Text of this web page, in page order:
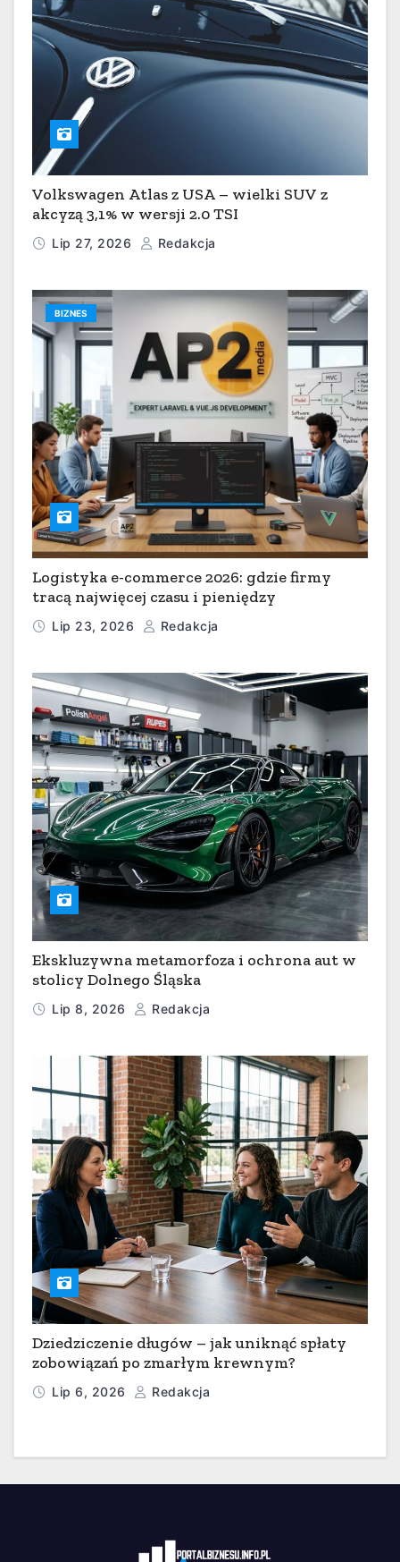
Volkswagen Atlas z USA – wielki SUV z
akcyzą 3,1% w wersji 2.0 TSI
Lip 27, 2026 Redakcja
BIZNES
Logistyka e-commerce 2026: gdzie firmy
tracą najwięcej czasu i pieniędzy
Lip 23, 2026 Redakcja
Ekskluzywna metamorfoza i ochrona aut w
stolicy Dolnego Śląska
Lip 8, 2026 Redakcja
Dziedziczenie długów – jak uniknąć spłaty
zobowiązań po zmarłym krewnym?
Lip 6, 2026 Redakcja